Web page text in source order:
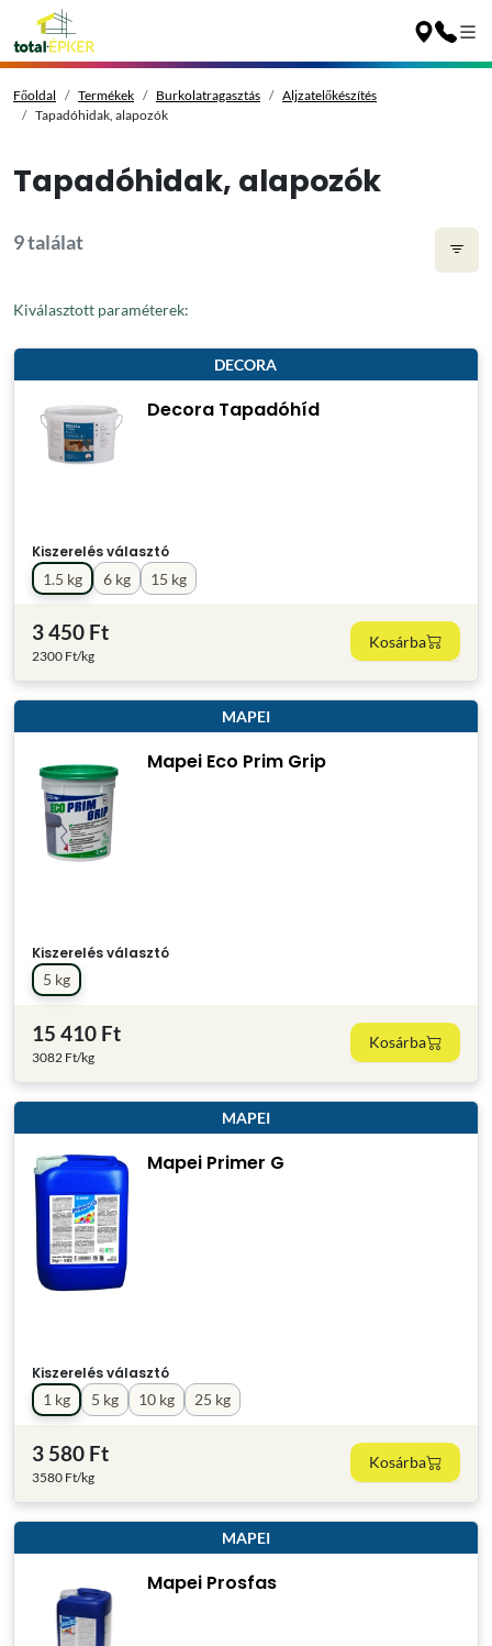
Főoldal Termékek Burkolatragasztás
Aljzatelőkészítés
Tapadóhidak, alapozók
Tapadóhidak, alapozók
9 találat
Kiválasztott paraméterek:
DECORA
Decora Tapadóhíd
Kiszerelés választó
1.5 kg
6 kg 15 kg
3 450 Ft
2300 Ft/kg
Kosárba
MAPEI
Mapei Eco Prim Grip
Kiszerelés választó
5 kg
15 410 Ft
3082 Ft/kg
Kosárba
MAPEI
Mapei Primer G
Kiszerelés választó
1 kg
5 kg 10 kg 25 kg
3 580 Ft
3580 Ft/kg
Kosárba
MAPEI
Mapei Prosfas